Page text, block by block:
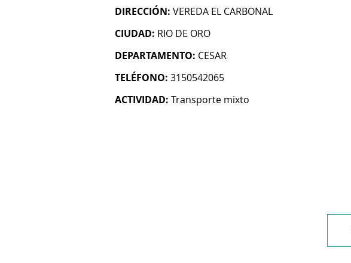
DIRECCIÓN: VEREDA EL CARBONAL
CIUDAD: RIO DE ORO
DEPARTAMENTO: CESAR
TELÉFONO: 3150542065
ACTIVIDAD: Transporte mixto